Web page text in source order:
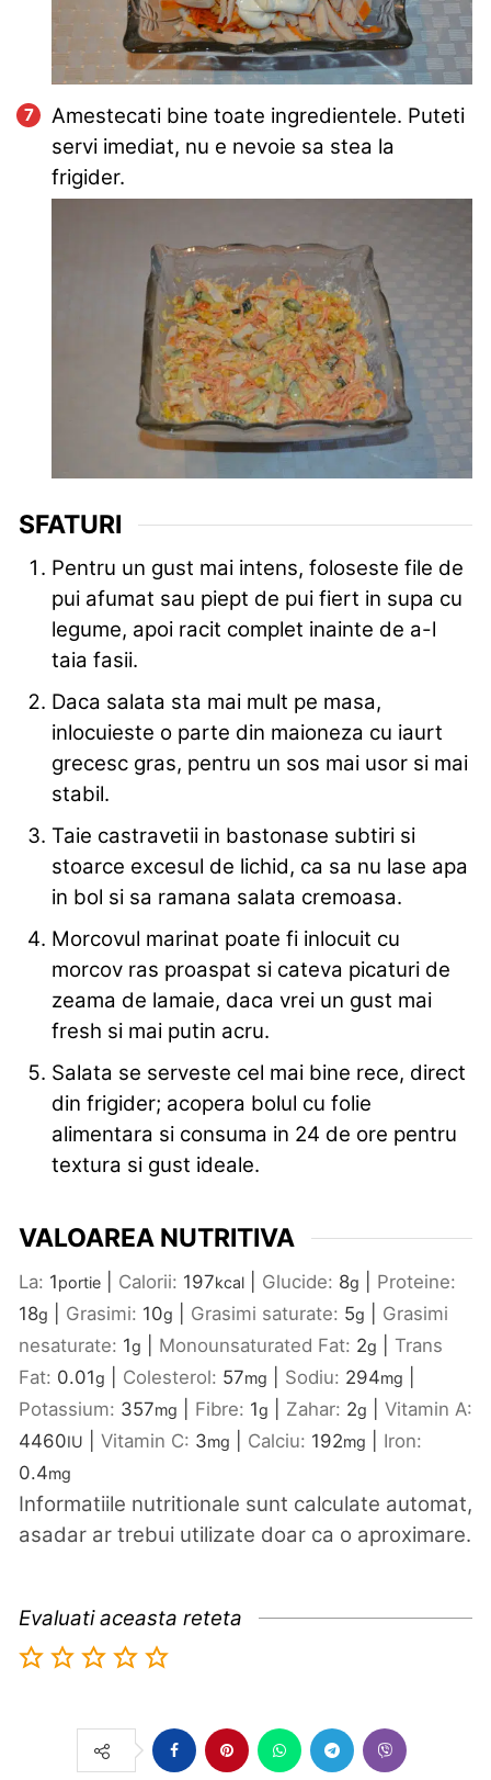
Amestecati bine toate ingredientele. Puteti
servi imediat, nu e nevoie sa stea la
frigider.
SFATURI
Pentru un gust mai intens, foloseste file de
pui afumat sau piept de pui fiert in supa cu
legume, apoi racit complet inainte de a-l
taia fasii.
Daca salata sta mai mult pe masa,
inlocuieste o parte din maioneza cu iaurt
grecesc gras, pentru un sos mai usor si mai
stabil.
Taie castravetii in bastonase subtiri si
stoarce excesul de lichid, ca sa nu lase apa
in bol si sa ramana salata cremoasa.
Morcovul marinat poate fi inlocuit cu
morcov ras proaspat si cateva picaturi de
zeama de lamaie, daca vrei un gust mai
fresh si mai putin acru.
Salata se serveste cel mai bine rece, direct
din frigider; acopera bolul cu folie
alimentara si consuma in 24 de ore pentru
textura si gust ideale.
VALOAREA NUTRITIVA
La: 1portie Calorii: 197kcal Glucide: 8g
Proteine:
18g Grasimi: 10g Grasimi saturate: 5g
Grasimi
nesaturate: 1g Monounsaturated Fat: 2g
Trans
Fat: 0.01g Colesterol: 57mg Sodiu: 294mg
Potassium: 357mg Fibre: 1g Zahar: 2g
Vitamin A:
4460IU Vitamin C: 3mg Calciu: 192mg
Iron:
0.4mg
Informatiile nutritionale sunt calculate automat,
asadar ar trebui utilizate doar ca o aproximare.
Evaluati aceasta reteta